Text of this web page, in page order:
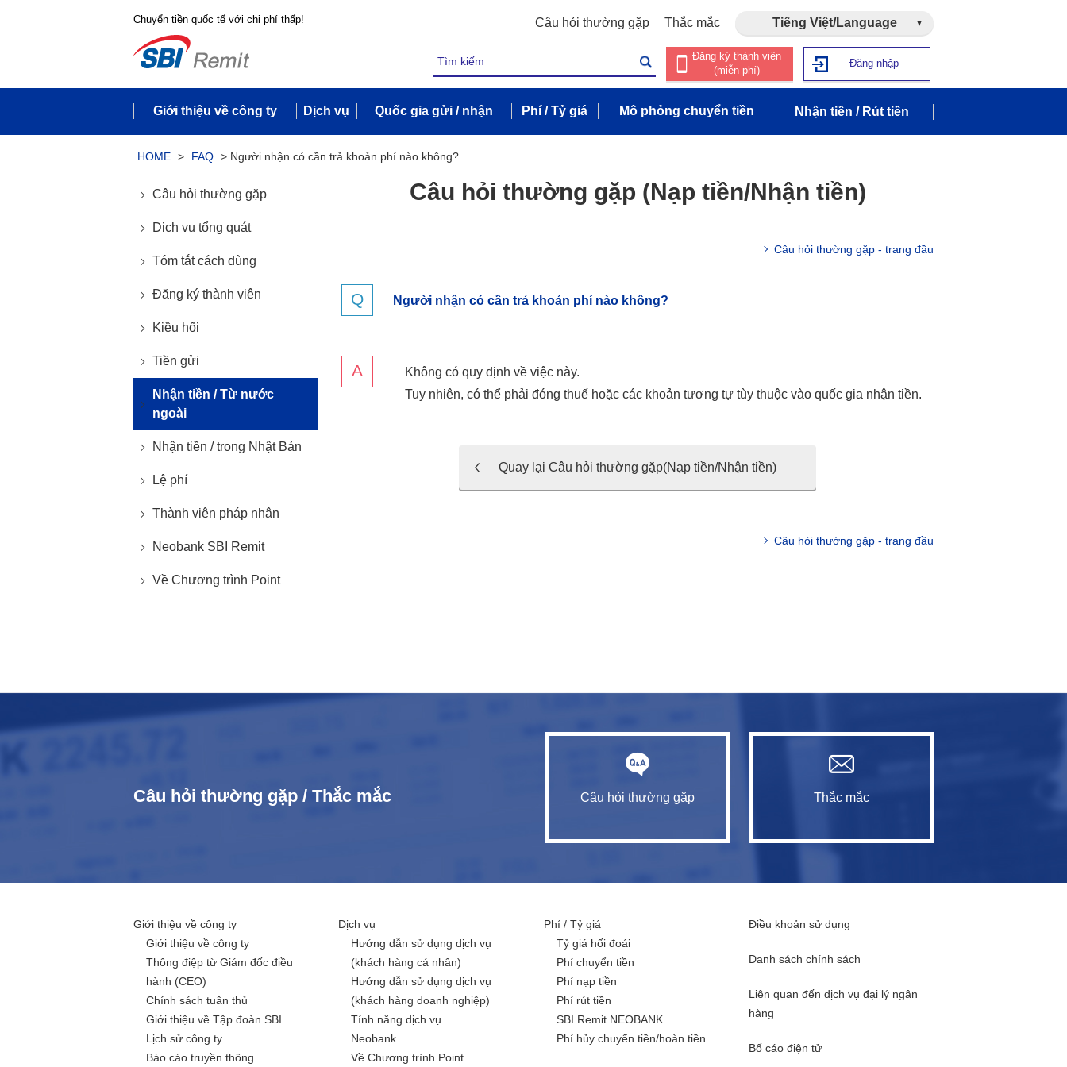
Chuyển tiền quốc tế với chi phí thấp! Câu hỏi thường gặp Thắc mắc Tiếng Việt/Language
Đăng ký thành viên
(miễn phí)
Đăng nhập
Giới thiệu về công ty Dịch vụ Quốc gia gửi / nhận Phí / Tỷ giá Mô phỏng chuyển tiền Nhận tiền / Rút tiền
HOME > FAQ > Người nhận có cần trả khoản phí nào không?
Câu hỏi thường gặp (Nạp tiền/Nhận tiền)
Câu hỏi thường gặp - trang đầu
Người nhận có cần trả khoản phí nào không?
Không có quy định về việc này.
Tuy nhiên, có thể phải đóng thuế hoặc các khoản tương tự tùy thuộc vào quốc gia nhận tiền.
Quay lại Câu hỏi thường gặp(Nạp tiền/Nhận tiền)
Câu hỏi thường gặp - trang đầu
Câu hỏi thường gặp
Dịch vụ tổng quát
Tóm tắt cách dùng
Đăng ký thành viên
Kiều hối
Tiền gửi
Nhận tiền / Từ nước
ngoài
Nhận tiền / trong Nhật Bản
Lệ phí
Thành viên pháp nhân
Neobank SBI Remit
Về Chương trình Point
Câu hỏi thường gặp / Thắc mắc Câu hỏi thường gặp Thắc mắc
Giới thiệu về công ty
Giới thiệu về công ty
Thông điệp từ Giám đốc điều
hành (CEO)
Chính sách tuân thủ
Giới thiệu về Tập đoàn SBI
Lịch sử công ty
Báo cáo truyền thông
Dịch vụ
Hướng dẫn sử dụng dịch vụ
(khách hàng cá nhân)
Hướng dẫn sử dụng dịch vụ
(khách hàng doanh nghiệp)
Tính năng dịch vụ
Neobank
Về Chương trình Point
Phí / Tỷ giá
Tỷ giá hối đoái
Phí chuyển tiền
Phí nạp tiền
Phí rút tiền
SBI Remit NEOBANK
Phí hủy chuyển tiền/hoàn tiền
Điều khoản sử dụng
Danh sách chính sách
Liên quan đến dịch vụ đại lý ngân
hàng
Bố cáo điện tử